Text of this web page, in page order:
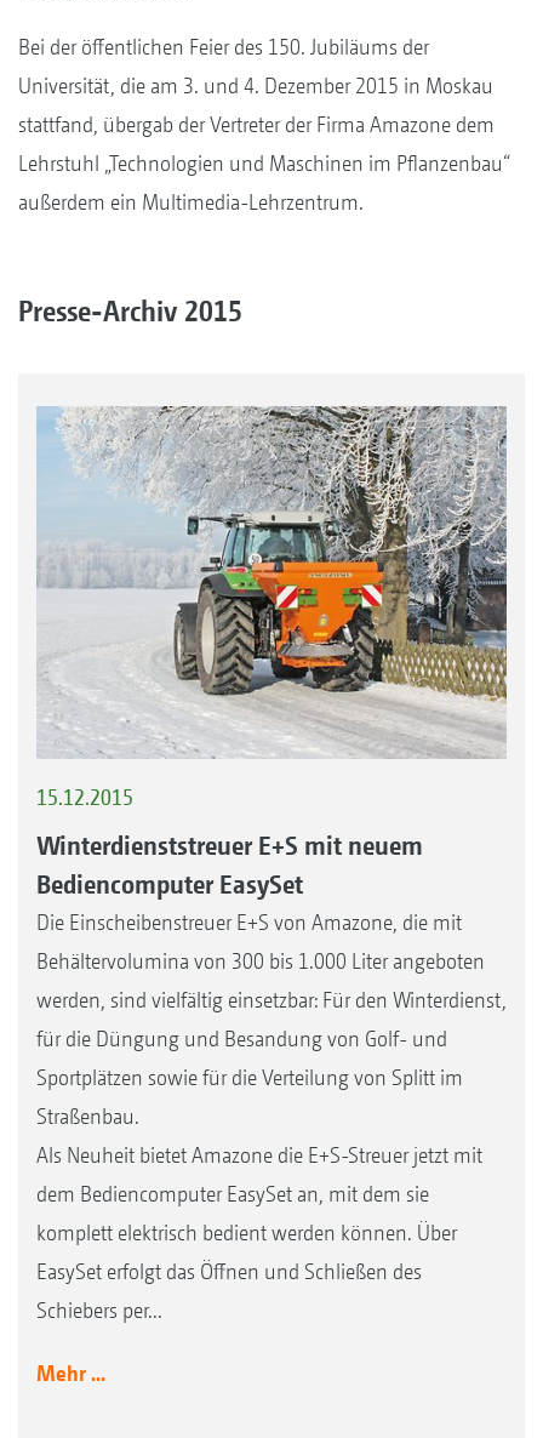
Bei der öffentlichen Feier des 150. Jubiläums der
Universität, die am 3. und 4. Dezember 2015 in Moskau
stattfand, übergab der Vertreter der Firma Amazone dem
Lehrstuhl „Technologien und Maschinen im Pflanzenbau“
außerdem ein Multimedia-Lehrzentrum.
Presse-Archiv 2015
15.12.2015
Winterdienststreuer E+S mit neuem
Bediencomputer EasySet
Die Einscheibenstreuer E+S von Amazone, die mit
Behältervolumina von 300 bis 1.000 Liter angeboten
werden, sind vielfältig einsetzbar: Für den Winterdienst,
für die Düngung und Besandung von Golf- und
Sportplätzen sowie für die Verteilung von Splitt im
Straßenbau.
Als Neuheit bietet Amazone die E+S-Streuer jetzt mit
dem Bediencomputer EasySet an, mit dem sie
komplett elektrisch bedient werden können. Über
EasySet erfolgt das Öffnen und Schließen des
Schiebers per...
Mehr ...